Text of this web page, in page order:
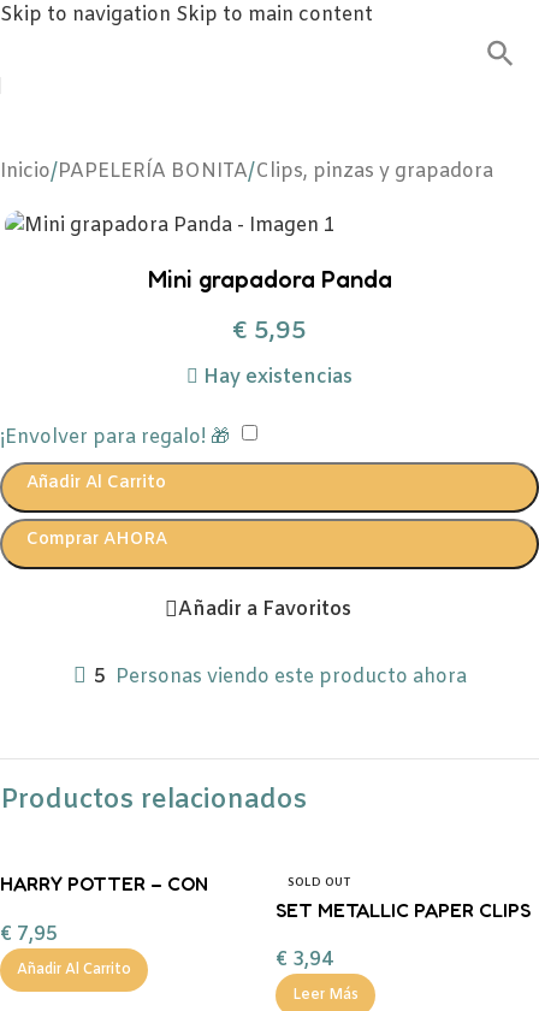
Skip to navigation Skip to main content
Inicio/PAPELERÍA BONITA/Clips, pinzas y grapadora
Mini grapadora Panda
€ 5,95
Hay existencias
¡Envolver para regalo! 🎁
Añadir Al Carrito
Comprar AHORA
Añadir a Favoritos
5 Personas viendo este producto ahora
Productos relacionados
HARRY POTTER – CON
€ 7,95
Añadir Al Carrito
SOLD OUT
SET METALLIC PAPER CLIPS
€ 3,94
Leer Más